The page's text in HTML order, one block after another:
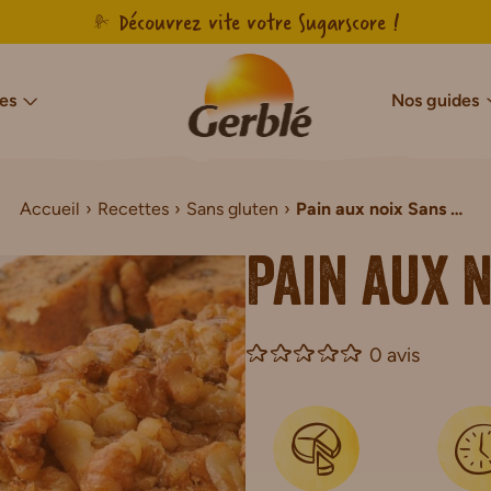
Découvrez vite votre Sugarscore !
& Sans Sucres Ajoutés
Sucres & Sans Sucres Ajoutés
Sucres & Sans Sucres Ajoutés
Chocolat Sans Sucres Ajoutés
Sucres Ajoutés
Sans Sucres Ajoutés
Sans gluten
Biscuits Sans Gluten
Gâteaux Sans Gluten
Pains de mie Sans Gluten
Notre savoir-faire français Agir pour
Sans sucres Sans
Nos guides
Accueil Recettes Sans gluten Pain aux noix Sans Gluten
Pain aux
0 avis